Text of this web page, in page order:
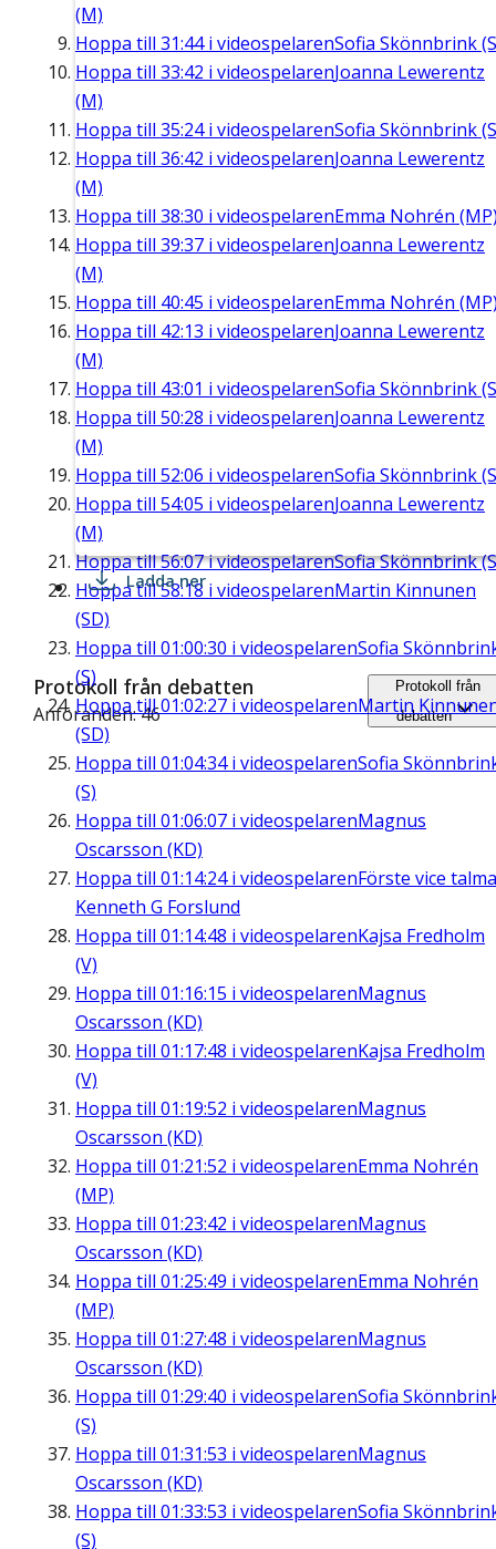
(M)
Hoppa till 31:44i videospelarenSofia Skönnbrink
Hoppa till 33:42 i videospelarenJoanna Lewerentz
(M)
Hoppa till 35:24i videospelarenSofia Skönnbrink
Hoppa till 36:42 i videospelarenJoanna Lewerentz
(M)
Hoppa till 38:30 i videospelarenEmma Nohrén
Hoppa till 39:37 i videospelarenJoanna Lewerentz
(M)
Hoppa till 40:45 i videospelarenEmma Nohrén
Hoppa till 42:13 i videospelarenJoanna Lewerentz
(M)
Hoppa till 43:01 i videospelarenSofia Skönnbrink
Hoppa till 50:28 i videospelarenJoanna Lewerentz
(M)
Hoppa till 52:06 i videospelarenSofia Skönnbrink
Hoppa till 54:05 i videospelarenJoanna Lewerentz
(M)
Hoppa till56:07i videospelarenSofia Skönnbrink
Hoppa till58:18 i videospelarenMartin Kinnunen
(SD)
Hoppa till 01:00:30 i videospelarenSofia
(S)
Hoppa till01:02:27 i videospelarenMartin
(SD)
Hoppa till 01:04:34i videospelarenSofia
(S)
Hoppa till 01:06:07 i videospelarenMagnus
Oscarsson (KD)
Hoppa till 01:14:24i videospelarenFörste vice
Kenneth G Forslund
Hoppa till 01:14:48 i videospelarenKajsa Fredholm
(V)
Hoppa till 01:16:15 i videospelarenMagnus
Oscarsson (KD)
Hoppa till 01:17:48 i videospelarenKajsa Fredholm
(V)
Hoppa till 01:19:52 i videospelarenMagnus
Oscarsson (KD)
Hoppa till 01:21:52 i videospelarenEmma Nohrén
(MP)
Hoppa till 01:23:42 i videospelarenMagnus
Oscarsson (KD)
Hoppa till 01:25:49 i videospelarenEmma Nohrén
(MP)
Hoppa till 01:27:48 i videospelarenMagnus
Oscarsson (KD)
Hoppa till 01:29:40 i videospelarenSofia
(S)
Hoppa till 01:31:53 i videospelarenMagnus
Oscarsson (KD)
Hoppa till 01:33:53 i videospelarenSofia
(S)
Ladda ner
Protokoll från debatten
Anföranden: 46
Protokoll från
debatten